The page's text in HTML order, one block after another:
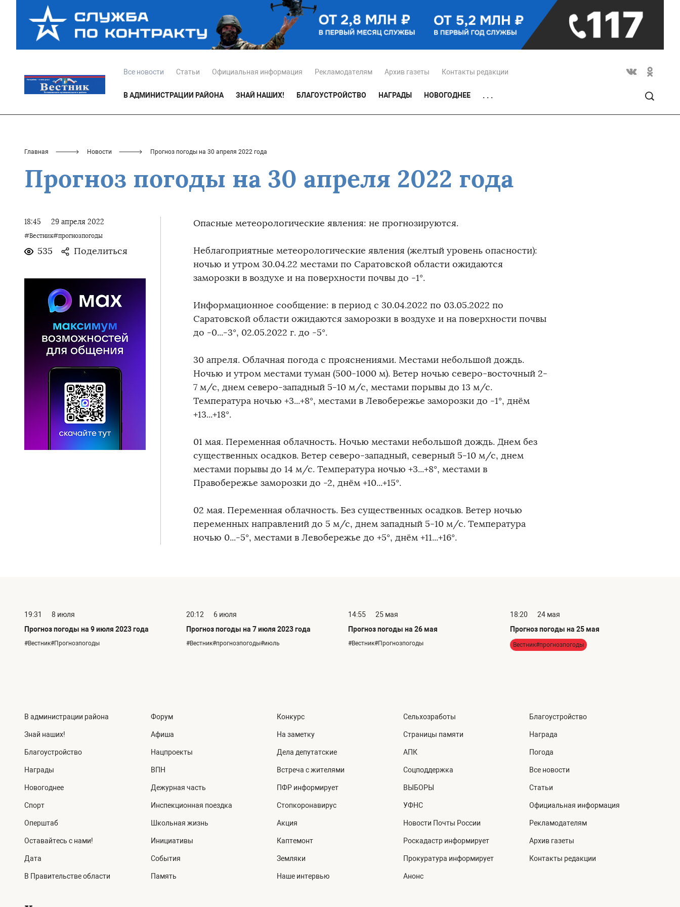
Все новости Статьи Официальная информация Рекламодателям Архив газеты Контакты редакции
В АДМИНИСТРАЦИИ РАЙОНА ЗНАЙ НАШИХ! БЛАГОУСТРОЙСТВО НАГРАДЫ НОВОГОДНЕЕ . . .
Главная Новости Прогноз погоды на 30 апреля 2022 года
Прогноз погоды на 30 апреля 2022 года
18:45 29 апреля 2022
#Вестник#прогнозпогоды
535 Поделиться
Опасные метеорологические явления: не прогнозируются.
Неблагоприятные метеорологические явления (желтый уровень опасности):
ночью и утром 30.04.22 местами по Саратовской области ожидаются
заморозки в воздухе и на поверхности почвы до -1°.
Информационное сообщение: в период с 30.04.2022 по 03.05.2022 по
Саратовской области ожидаются заморозки в воздухе и на поверхности почвы
до -0...-3°, 02.05.2022 г. до -5°.
30 апреля. Облачная погода с прояснениями. Местами небольшой дождь.
Ночью и утром местами туман (500-1000 м). Ветер ночью северо-восточный 2-
7 м/с, днем северо-западный 5-10 м/с, местами порывы до 13 м/с.
Температура ночью +3...+8°, местами в Левобережье заморозки до -1°, днём
+13...+18°.
01 мая. Переменная облачность. Ночью местами небольшой дождь. Днем без
существенных осадков. Ветер северо-западный, северный 5-10 м/с, днем
местами порывы до 14 м/с. Температура ночью +3...+8°, местами в
Правобережье заморозки до -2, днём +10...+15°.
02 мая. Переменная облачность. Без существенных осадков. Ветер ночью
переменных направлений до 5 м/с, днем западный 5-10 м/с. Температура
ночью 0...-5°, местами в Левобережье до +5°, днём +11...+16°.
19:31
8 июля
Прогноз погоды на 9 июля 2023 года
#Вестник#Прогнозпогоды
20:12
6 июля
Прогноз погоды на 7 июля 2023 года
#Вестник#прогнозпогоды#июль
14:55
25 мая
Прогноз погоды на 26 мая
#Вестник#Прогнозпогоды
18:20
24 мая
Прогноз погоды на 25 мая
Вестник#прогнозпогоды
В администрации района
Знай наших!
Благоустройство
Награды
Новогоднее
Спорт
Оперштаб
Оставайтесь с нами!
Дата
В Правительстве области
Форум
Афиша
Нацпроекты
ВПН
Дежурная часть
Инспекционная поездка
Школьная жизнь
Инициативы
События
Память
Конкурс
На заметку
Дела депутатские
Встреча с жителями
ПФР информирует
Стопкоронавирус
Акция
Каптемонт
Земляки
Наше интервью
Сельхозработы
Страницы памяти
АПК
Соцподдержка
ВЫБОРЫ
УФНС
Новости Почты России
Роскадастр информирует
Прокуратура информирует
Анонс
Благоустройство
Награда
Погода
Все новости
Статьи
Официальная информация
Рекламодателям
Архив газеты
Контакты редакции